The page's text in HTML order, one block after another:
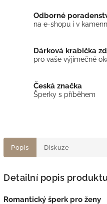
Odborné
na e-shopu i v
Dárková krabička
pro vaše výjimečné
Česká značka
Šperky s příběhem
Popis Diskuze
Detailní popis produktu
Romantický šperk pro ženy